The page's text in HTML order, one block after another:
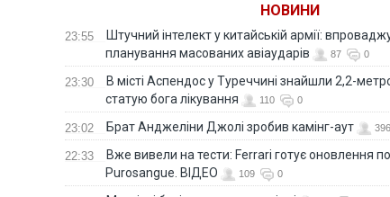
НОВИНИ
23:55
Штучний інтелект у китайській армії:
планування масованих авіаударів
87 0
23:30
В місті Аспендос у Туреччині знайшли 2,2-
статую бога лікування
110 0
23:02 Брат Анджеліни Джолі зробив камінг-аут 396
22:33
Вже вивели на тести: Ferrari готує оновлення
Purosangue. ВІДЕО
109 0